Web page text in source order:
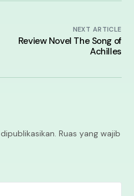
NEXT ARTICLE
Review Novel The Song of
Achilles
Ruas yang wajib